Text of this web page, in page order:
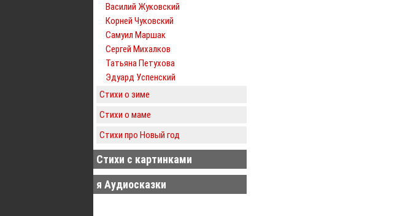
Василий Жуковский
Корней Чуковский
Самуил Маршак
Сергей Михалков
Татьяна Петухова
Эдуард Успенский
Стихи о зиме
Стихи о маме
Стихи про Новый год
Стихи с картинками
я Аудиосказки